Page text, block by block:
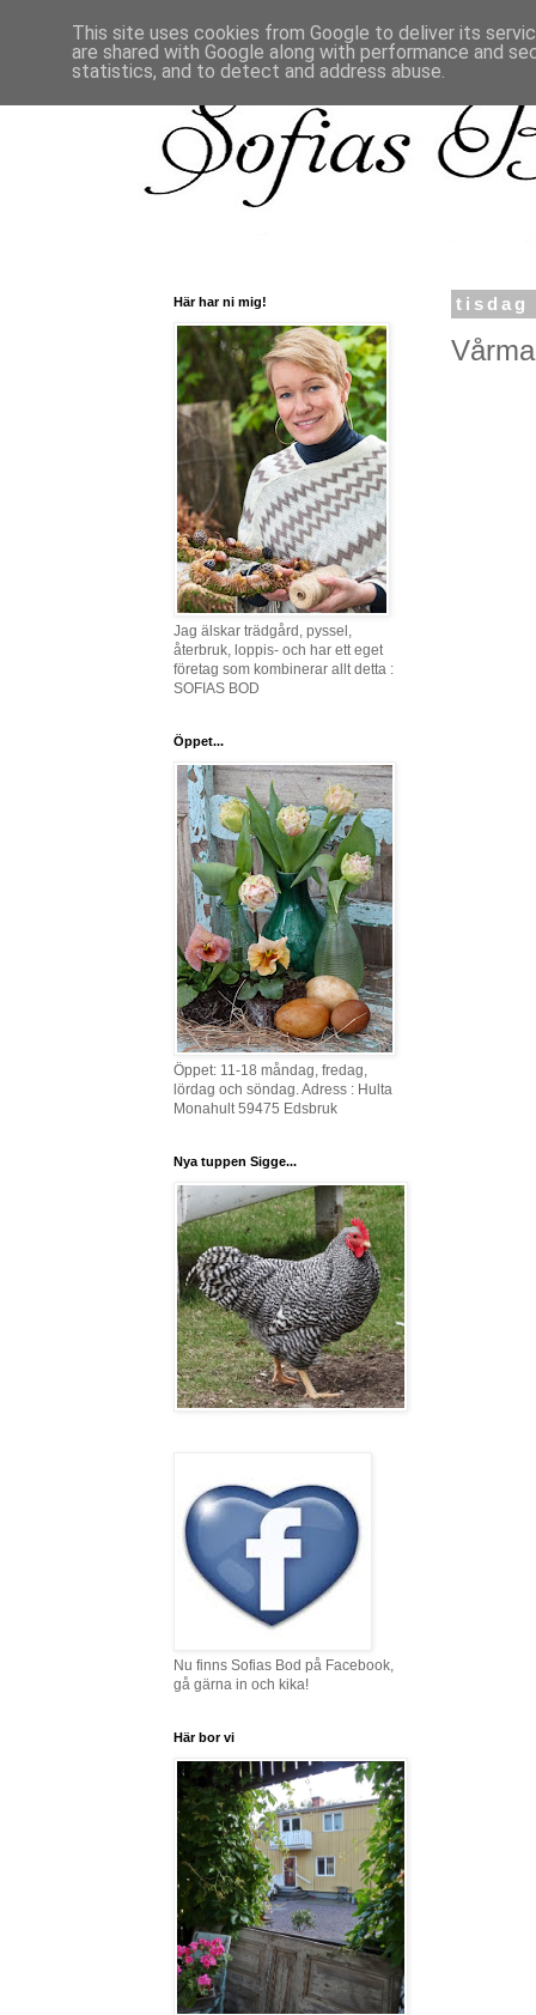
tisdag
Här har ni mig!
Jag älskar trädgård, pyssel,
återbruk, loppis- och har ett eget
företag som kombinerar allt detta :
SOFIAS BOD
Öppet...
Öppet: 11-18 måndag, fredag,
lördag och söndag. Adress : Hulta
Monahult 59475 Edsbruk
Nya tuppen Sigge...
Nu finns Sofias Bod på Facebook,
gå gärna in och kika!
Här bor vi
This site uses cookies from Google to deliver its
are shared with Google along with performance and
statistics, and to detect and address abuse.